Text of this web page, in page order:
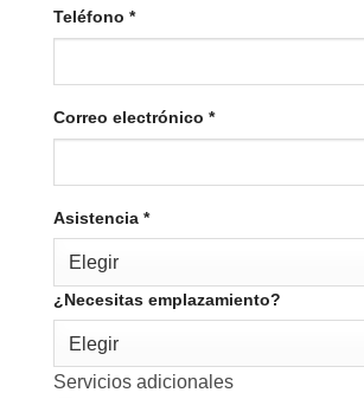
Teléfono *
Correo electrónico *
Asistencia *
Elegir
¿Necesitas emplazamiento?
Elegir
Servicios adicionales